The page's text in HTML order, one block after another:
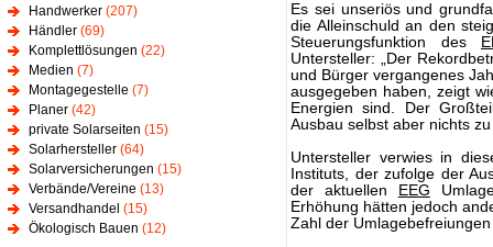
Handwerker (207)
Händler (69)
Komplettlösungen (22)
Medien (7)
Montagegestelle (7)
Planer (42)
private Solarseiten (15)
Solarhersteller (64)
Solarversicherungen (15)
Verbände/Vereine (13)
Versandhandel (15)
Ökologisch Bauen (12)
Es sei unseriös und
die Alleinschuld an den
Steuerungsfunktion des
Untersteller: „Der
und Bürger vergangenes
ausgegeben haben, zeigt
Energien sind. Der
Ausbau selbst aber nichts zu
Untersteller verwies in
Instituts, der zufolge der
der aktuellen
EEG
Erhöhung hätten jedoch
Zahl der